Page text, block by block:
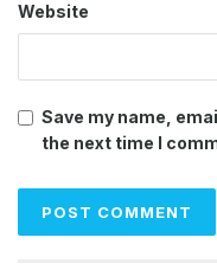
Website
Save my name,
the next time I